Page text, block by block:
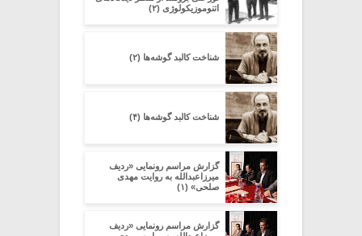
اتنوموزیکولوژی (۲)
شناخت کالبد گوشه‌ها (۲)
شناخت کالبد گوشه‌ها (۴)
گزارش مراسم رونمایی «ردیف
میرزاعبدالله به روایت مهدی
صلحی» (۱)
گزارش مراسم رونمایی «ردیف